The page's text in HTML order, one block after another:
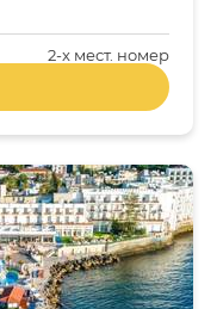
2-x мест. номер